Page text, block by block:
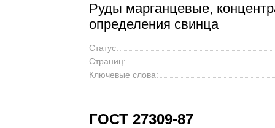
Руды марганцевые,
определения свинца
Статус:
Страниц:
Ключевые слова:
ГОСТ 27309-87